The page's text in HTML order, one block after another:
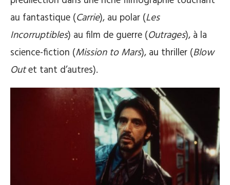
au fantastique (Carrie), au polar (Les
Incorruptibles) au film de guerre (Outrages), à la
science-fiction (Mission to Mars), au thriller (Blow
Outet tant d’autres).